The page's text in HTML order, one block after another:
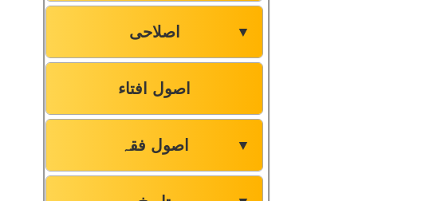
اصلاحی ▼
اصول افتاء
اصول فقہ ▼